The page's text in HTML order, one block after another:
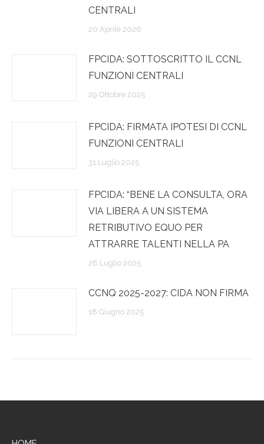
CENTRALI
20 Aprile 2026
FPCIDA: SOTTOSCRITTO IL CCNL
FUNZIONI CENTRALI
29 Ottobre 2025
FPCIDA: FIRMATA IPOTESI DI CCNL
FUNZIONI CENTRALI
31 Luglio 2025
FPCIDA: “BENE LA CONSULTA, ORA
VIA LIBERA A UN SISTEMA
RETRIBUTIVO EQUO PER
ATTRARRE TALENTI NELLA PA
28 Luglio 2025
CCNQ 2025-2027: CIDA NON FIRMA
18 Giugno 2025